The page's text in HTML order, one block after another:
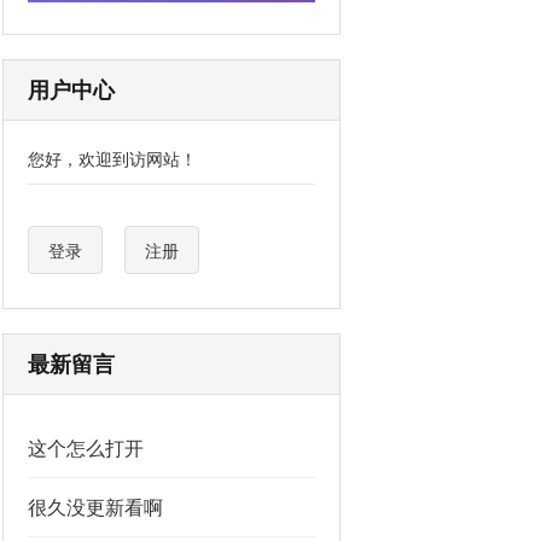
用户中心
您好，欢迎到访网站！
登录 注册
最新留言
这个怎么打开
很久没更新看啊